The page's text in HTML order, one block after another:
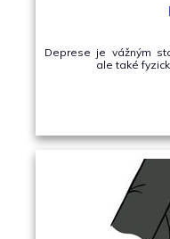
Deprese je vážným
ale také